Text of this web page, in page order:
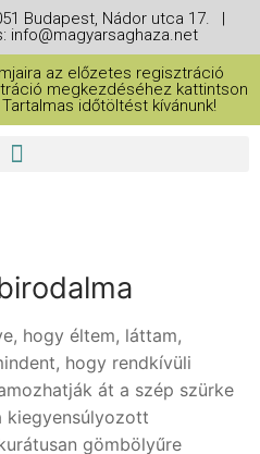
Budapest, Nádor utca 17. |
info@magyarsaghaza.net
az előzetes regisztráció
megkezdéséhez kattintson
időtöltést kívánunk!
hogy éltem, láttam,
hogy rendkívüli
át a szép szürke
kiegyensúlyozott
gömbölyűre